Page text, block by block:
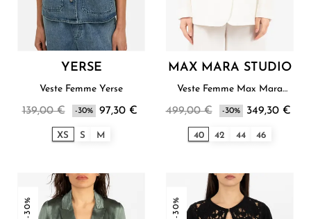
YERSE
Veste Femme Yerse
139,00 € -30% 97,30 €
XS S M
MAX MARA STUDIO
Veste Femme Max Mara
499,00 € -30% 349,30 €
40 42 44 46
-30% -30%